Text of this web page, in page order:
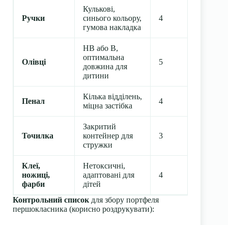
Ручки
Кулькові,
синього кольору,
гумова накладка
4
Олівці
HB або B,
оптимальна
довжина для
дитини
5
Пенал
Кілька відділень,
міцна застібка
4
Точилка
Закритий
контейнер для
стружки
3
Клеї,
ножиці,
фарби
Нетоксичні,
адаптовані для
дітей
4
Контрольний список для збору портфеля
першокласника (корисно роздрукувати):